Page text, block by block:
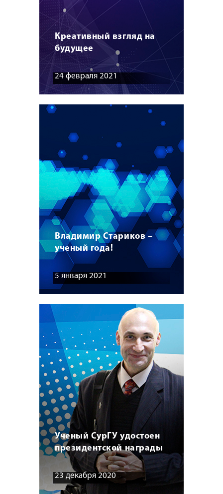
Креативный взгляд на
будущее
24 февраля 2021
Владимир Стариков –
ученый года!
5 января 2021
Ученый СурГУ удостоен
президентской награды
23 декабря 2020